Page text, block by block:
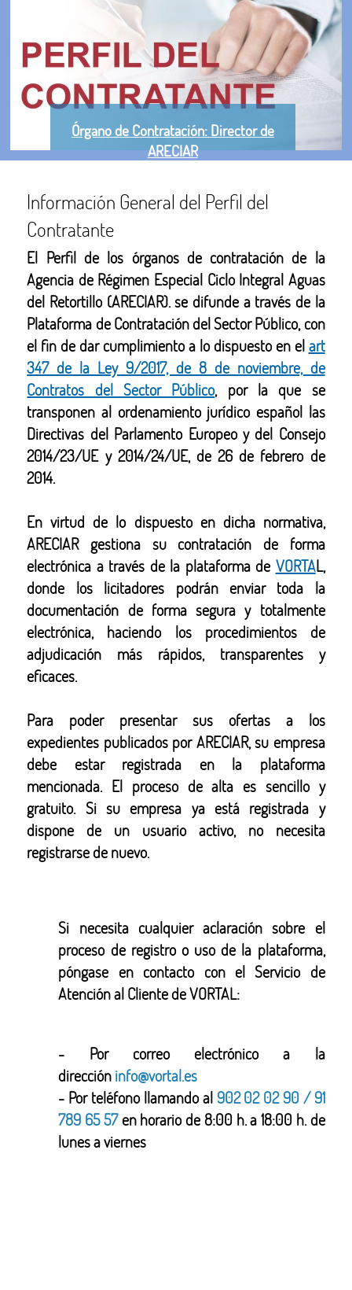
Órgano de Contratación: Director de
ARECIAR
Información General del Perfil del
Contratante
El Perfil de los órganos de contratación de la
Agencia de Régimen Especial Ciclo Integral Aguas
del Retortillo (ARECIAR). se difunde a través de la
Plataforma de Contratación del Sector Público, con
el fin de dar cumplimiento a lo dispuesto en el art
347 de la Ley 9/2017, de 8 de noviembre, de
Contratos del Sector Público, por la que se
transponen al ordenamiento jurídico español las
Directivas del Parlamento Europeo y del Consejo
2014/23/UE y 2014/24/UE, de 26 de febrero de
2014.
En virtud de lo dispuesto en dicha normativa,
ARECIAR gestiona su contratación de forma
electrónica a través de la plataforma de VORTAL,
donde los licitadores podrán enviar toda la
documentación de forma segura y totalmente
electrónica, haciendo los procedimientos de
adjudicación más rápidos, transparentes y
eficaces.
Para poder presentar sus ofertas a los
expedientes publicados por ARECIAR, su empresa
debe estar registrada en la plataforma
mencionada. El proceso de alta es sencillo y
gratuito. Si su empresa ya está registrada y
dispone de un usuario activo, no necesita
registrarse de nuevo.
Si necesita cualquier aclaración sobre el
proceso de registro o uso de la plataforma,
póngase en contacto con el Servicio de
Atención al Cliente de VORTAL:
- Por correo electrónico a la
dirección info@vortal.es
- Por teléfono llamando al902 02 02 90 / 91
789 65 57en horario de 8:00 h. a 18:00 h. de
lunes a viernes